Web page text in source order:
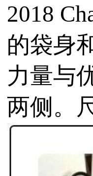
2018
的袋身
力量与
两侧。